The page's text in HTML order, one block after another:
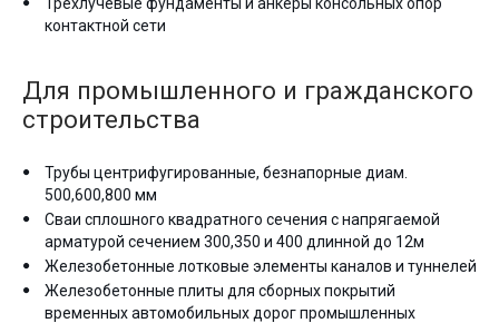
контактной сети
Для промышленного и гражданского
строительства
Трубы центрифугированные, безнапорные диам.
500,600,800 мм
Сваи сплошного квадратного сечения с напрягаемой
арматурой сечением 300,350 и 400 длинной до 12м
Железобетонные лотковые элементы каналов и туннелей
Железобетонные плиты для сборных покрытий
временных автомобильных дорог промышленных